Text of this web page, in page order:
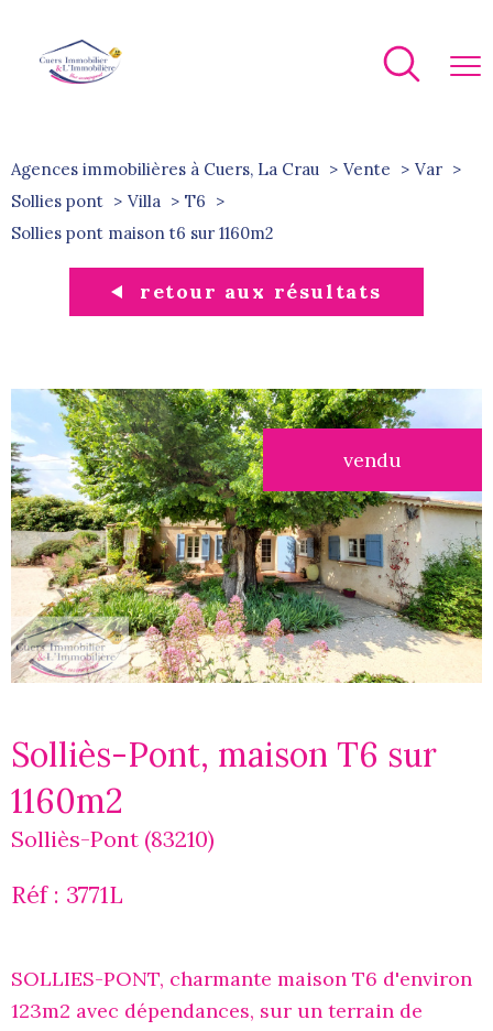
Agences immobilières à Cuers, La Crau Vente
Var
Sollies pont
Villa
T6
sollies pont maison t6 sur 1160m2
retour aux résultats
vendu
Solliès-Pont, maison T6 sur
1160m2
Solliès-Pont (83210)
Réf : 3771L
SOLLIES-PONT, charmante maison T6 d'environ
123m2 avec dépendances, sur un terrain de